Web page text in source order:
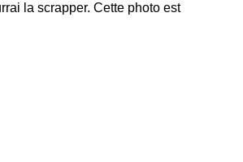
la scrapper. Cette photo est